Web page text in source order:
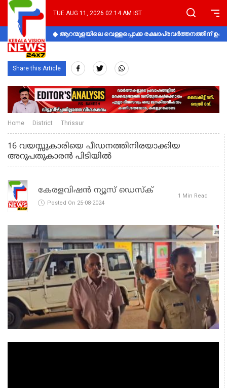
TUE AUG 11, 2026 02:14 AM IST
ആറന്മുളയിലെ വെള്ളപ്പൊക്ക രക്ഷാപ്രവര്‍ത്തനത്തിന്
Share this Article
Home District Thrissur
16 വയസ്സുകാരിയെ പീഡനത്തിനിരയാക്കിയ
അറുപതുകാരന്‍ പിടിയില്‍
കേരളവിഷൻ ന്യൂസ് ഡെസ്‌ക്
Posted On 25-08-2024
1 Min Read